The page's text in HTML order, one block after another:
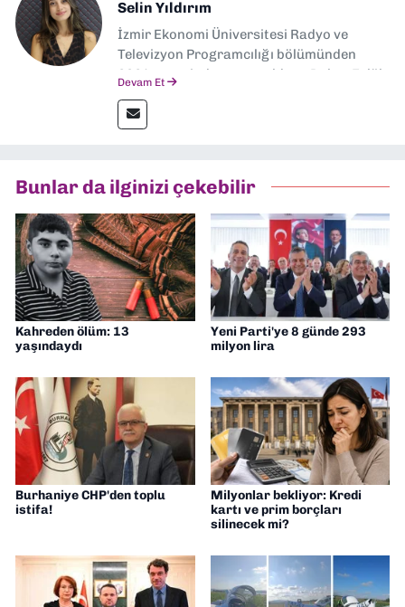
Selin Yıldırım
İzmir Ekonomi Üniversitesi Radyo ve
Televizyon Programcılığı bölümünden
2024 senesinde mezun oldum. Dokuz Eylül
editörlük görevini de üstleniyorum.
Devam Et
Bunlar da ilginizi çekebilir
Kahreden ölüm: 13
yaşındaydı
Yeni Parti'ye 8 günde 293
milyon lira
Burhaniye CHP'den toplu
istifa!
Milyonlar bekliyor: Kredi
kartı ve prim borçları
silinecek mi?